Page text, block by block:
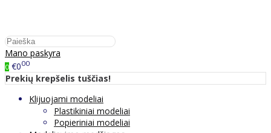
Mano paskyra
0 €000
Prekių krepšelis tuščias!
Klijuojami modeliai
Plastikiniai modeliai
Popieriniai modeliai